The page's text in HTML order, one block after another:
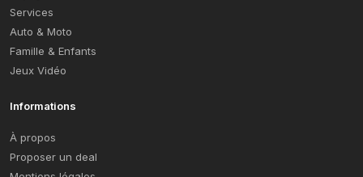
Services
Auto & Moto
Famille & Enfants
Jeux Vidéo
Informations
À propos
Proposer un deal